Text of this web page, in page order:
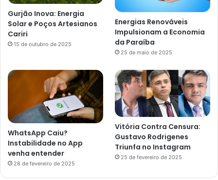
Gurjão Inova: Energia
Solar e Poços Artesianos
Cariri
15 de outubro de 2025
Energias Renováveis
Impulsionam a Economia
da Paraíba
25 de maio de 2025
WhatsApp Caiu?
Instabilidade no App
venha entender
28 de fevereiro de 2025
Vitória Contra Censura:
Gustavo Rodrigenes
Triunfa no Instagram
25 de fevereiro de 2025